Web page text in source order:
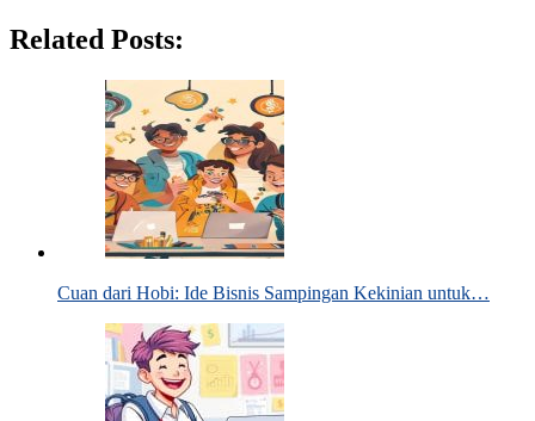
Related Posts:
Cuan dari Hobi: Ide Bisnis Sampingan Kekinian untuk…